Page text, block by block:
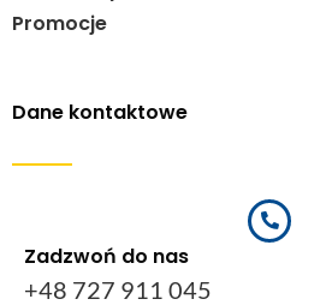
Promocje
Dane kontaktowe
Zadzwoń do nas
+48 727 911 045